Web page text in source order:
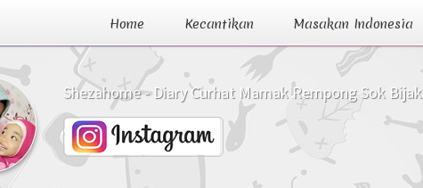
Home Kecantikan Masakan Indonesia
Shezahome - Diary Curhat Mamak Rempong Sok Bijak